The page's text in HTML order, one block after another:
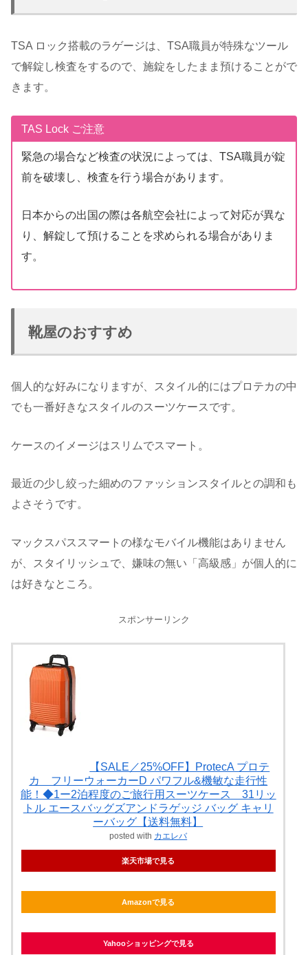
TSA ロック搭載のラゲージは、TSA職員が特殊なツール
で解錠し検査をするので、施錠をしたまま預けることがで
きます。
TAS Lock ご注意
緊急の場合など検査の状況によっては、TSA職員が錠
前を破壊し、検査を行う場合があります。
日本からの出国の際は各航空会社によって対応が異な
り、解錠して預けることを求められる場合がありま
す。
靴屋のおすすめ
個人的な好みになりますが、スタイル的にはプロテカの中
でも一番好きなスタイルのスーツケースです。
ケースのイメージはスリムでスマート。
最近の少し絞った細めのファッションスタイルとの調和も
よさそうです。
マックスパススマートの様なモバイル機能はありません
が、スタイリッシュで、嫌味の無い「高級感」が個人的に
は好きなところ。
スポンサーリンク
【SALE／25%OFF】ProtecA プロテ
カ フリーウォーカーD パワフル&機敏な走行性
能！◆1ー2泊程度のご旅行用スーツケース 31リッ
トル エースバッグズアンドラゲッジ バッグ キャリ
ーバッグ【送料無料】
posted with カエレバ
楽天市場で見る
Amazonで見る
Yahooショッピングで見る